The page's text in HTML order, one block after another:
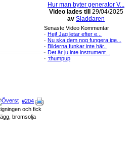
#204
och fick
bromsolja
Byter kamrem och vattenpu...
Video lades till
29/04/2025
av Sladdaren
Senaste Video Kommentar
· Hej! Jag letar efter e...
· Nu ska dem nog fungera ige...
· Bilderna funkar inte här..
· Det är ju inte instrument...
· :thumpup